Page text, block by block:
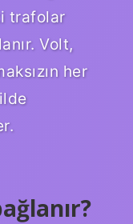
trafolar
Volt,
her